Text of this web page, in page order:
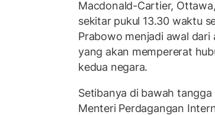
Macdonald-Cartier,
sekitar pukul 13.30 waktu
Prabowo menjadi awal dari
yang akan mempererat
kedua negara.
Setibanya di bawah
Menteri Perdagangan